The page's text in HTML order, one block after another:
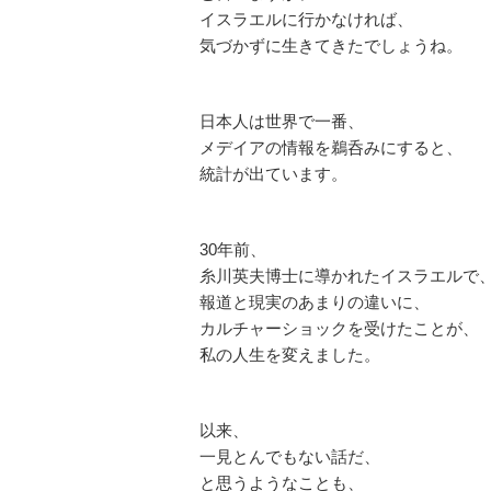
イスラエルに行かなければ、
気づかずに生きてきたでしょうね。
日本人は世界で一番、
メデイアの情報を鵜呑みにすると、
統計が出ています。
30年前、
糸川英夫博士に導かれたイスラエルで
報道と現実のあまりの違いに、
カルチャーショックを受けたことが、
私の人生を変えました。
以来、
一見とんでもない話だ、
と思うようなことも、